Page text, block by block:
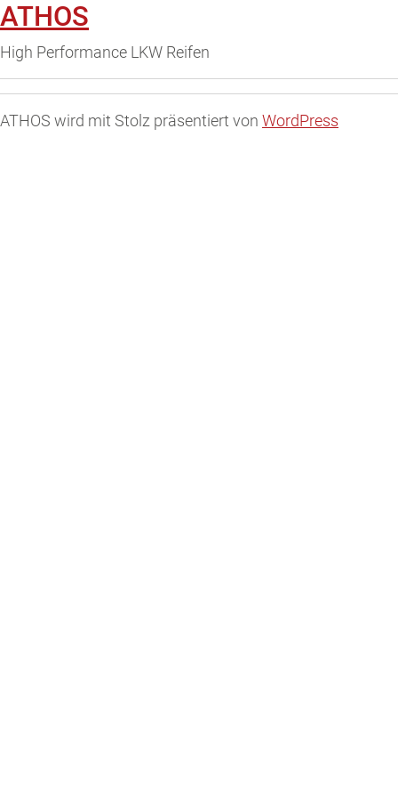
ATHOS
High Performance LKW Reifen
ATHOS wird mit Stolz präsentiert von WordPress